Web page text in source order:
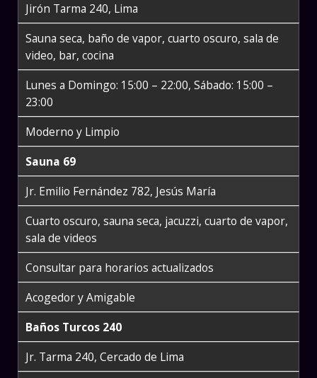
Jirón Tarma 240, Lima
Sauna seca, baño de vapor, cuarto oscuro, sala de
video, bar, cocina
Lunes a Domingo: 15:00 – 22:00, Sábado: 15:00 –
23:00
Moderno y Limpio
Sauna 69
Jr. Emilio Fernández 782, Jesús María
Cuarto oscuro, sauna seca, jacuzzi, cuarto de vapor,
sala de videos
Consultar para horarios actualizados
Acogedor y Amigable
Baños Turcos 240
Jr. Tarma 240, Cercado de Lima